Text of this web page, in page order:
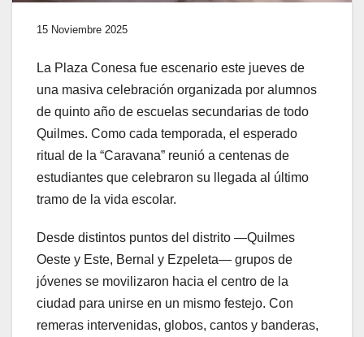
15 Noviembre 2025
La Plaza Conesa fue escenario este jueves de
una masiva celebración organizada por alumnos
de quinto año de escuelas secundarias de todo
Quilmes. Como cada temporada, el esperado
ritual de la “Caravana” reunió a centenas de
estudiantes que celebraron su llegada al último
tramo de la vida escolar.
Desde distintos puntos del distrito —Quilmes
Oeste y Este, Bernal y Ezpeleta— grupos de
jóvenes se movilizaron hacia el centro de la
ciudad para unirse en un mismo festejo. Con
remeras intervenidas, globos, cantos y banderas,